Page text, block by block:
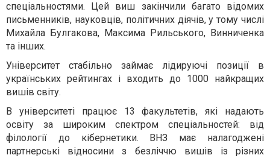
спеціальностями. Цей виш закінчили багато відомих
письменників, науковців, політичних діячів, у тому числі
Михайла Булгакова, Максима Рильського, Винниченка
та інших.
Університет стабільно займає лідируючі позиції в
українських рейтингах і входить до 1000 найкращих
вишів світу.
В університеті працює 13 факультетів, які надають
освіту за широким спектром спеціальностей: від
філології до кібернетики. ВНЗ має налагоджені
партнерські відносини з безліччю вишів із різних